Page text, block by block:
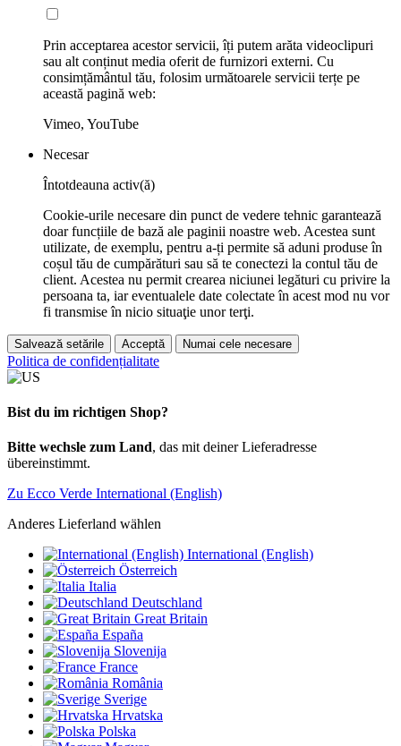
Prin acceptarea acestor servicii, îți putem arăta videoclipuri
sau alt conținut media oferit de furnizori externi. Cu
consimțământul tău, folosim următoarele servicii terțe pe
această pagină web:
Vimeo, YouTube
Necesar
Întotdeauna activ(ă)
Cookie-urile necesare din punct de vedere tehnic garantează
doar funcțiile de bază ale paginii noastre web. Acestea sunt
utilizate, de exemplu, pentru a-ți permite să aduni produse în
coșul tău de cumpărături sau să te conectezi la contul tău de
client. Acestea nu permit crearea niciunei legături cu privire la
persoana ta, iar eventualele date colectate în acest mod nu vor
fi transmise în nicio situaţie unor terţi.
Salvează setările Acceptă Numai cele necesare
Politica de confidențialitate
Bist du im richtigen Shop?
Bitte wechsle zum Land, das mit deiner Lieferadresse
übereinstimmt.
Zu Ecco Verde International (English)
Anderes Lieferland wählen
International (English)
Österreich
Italia
Deutschland
Great Britain
España
Slovenija
France
România
Sverige
Hrvatska
Polska